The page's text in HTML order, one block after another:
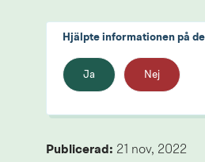
Hjälpte informationen på
Ja Nej
Publicerad: 21 nov, 2022